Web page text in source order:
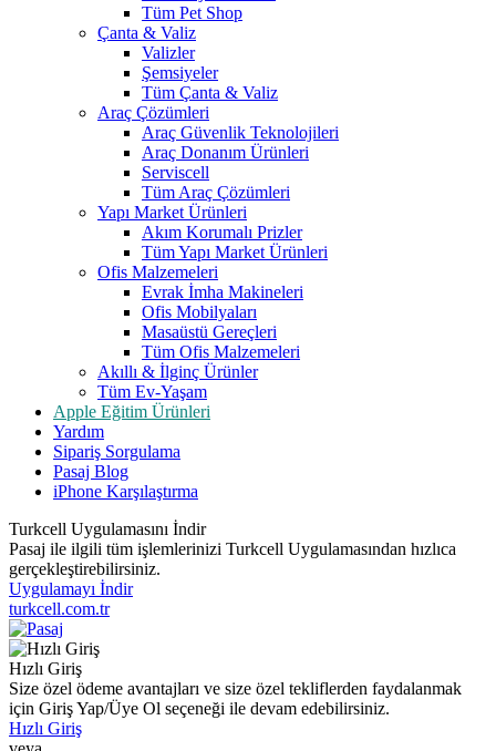
Tüm Pet Shop
Çanta & Valiz
Valizler
Şemsiyeler
Tüm Çanta & Valiz
Araç Çözümleri
Araç Güvenlik Teknolojileri
Araç Donanım Ürünleri
Serviscell
Tüm Araç Çözümleri
Yapı Market Ürünleri
Akım Korumalı Prizler
Tüm Yapı Market Ürünleri
Ofis Malzemeleri
Evrak İmha Makineleri
Ofis Mobilyaları
Masaüstü Gereçleri
Tüm Ofis Malzemeleri
Akıllı & İlginç Ürünler
Tüm Ev-Yaşam
Apple Eğitim Ürünleri
Yardım
Sipariş Sorgulama
Pasaj Blog
iPhone Karşılaştırma
Turkcell Uygulamasını İndir
Pasaj ile ilgili tüm işlemlerinizi Turkcell Uygulamasından hızlıca
gerçekleştirebilirsiniz.
Uygulamayı İndir
turkcell.com.tr
Hızlı Giriş
Size özel ödeme avantajları ve size özel tekliflerden faydalanmak
için Giriş Yap/Üye Ol seçeneği ile devam edebilirsiniz.
Hızlı Giriş